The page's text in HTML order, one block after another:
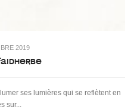
2019
ses lumières qui se reflètent en
sur...